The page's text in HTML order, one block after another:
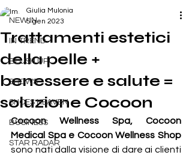
NEW IN
IN TREND
BLUSH UP
SHOWS
SHOES HEAVEN
BUSINESS
STAR RADAR
Trattamenti estetici
della pelle +
benessere e salute =
soluzione Cocoon
Giulia Mulonia
5 gen 2023
Cocoon Wellness Spa, Cocoon
Medical Spa e Cocoon Wellness Shop
sono nati dalla visione di dare ai clienti